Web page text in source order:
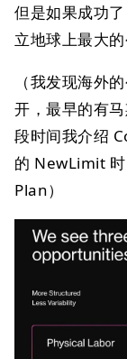
但是如果成功
立地球上最大的
（我发现海外
开，最早的有
段时间我介绍
的 NewLimit
Plan）